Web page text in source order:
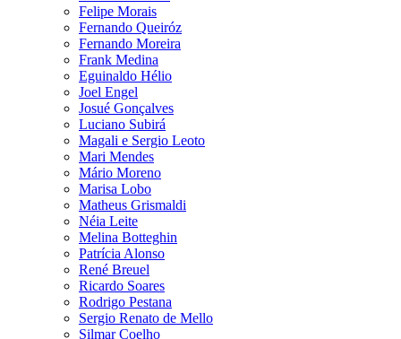
Felipe Morais
Fernando Queiróz
Fernando Moreira
Frank Medina
Eguinaldo Hélio
Joel Engel
Josué Gonçalves
Luciano Subirá
Magali e Sergio Leoto
Mari Mendes
Mário Moreno
Marisa Lobo
Matheus Grismaldi
Néia Leite
Melina Botteghin
Patrícia Alonso
René Breuel
Ricardo Soares
Rodrigo Pestana
Sergio Renato de Mello
Silmar Coelho